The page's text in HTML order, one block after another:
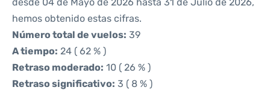
hemos obtenido estas cifras.
Número total de vuelos: 39
A tiempo: 24 ( 62 % )
Retraso moderado: 10 ( 26 % )
Retraso significativo: 3 ( 8 % )